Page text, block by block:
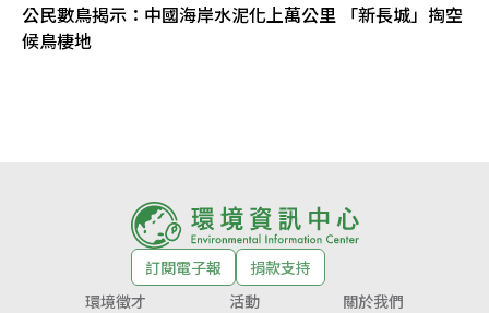
公民數鳥揭示：中國海岸水泥化上萬公里 「新長城」掏空
候鳥棲地
訂閱電子報
捐款支持
環境徵才
活動 關於我們